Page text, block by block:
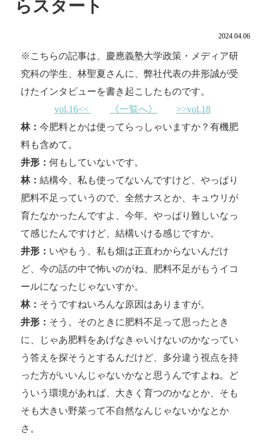
らスタート
2024.04.06
※こちらの記事は、慶應義塾大学政策・メディア研
究科の学生、林聖夏さんに、弊社代表の井形誠が受
けたインタビューを書き起こしたものです。
vol.16<<
《一覧へ》
>>vol.18
林： 今肥料とかは使ってらっしゃいますか？有機肥
料も含めて。
井形： 何もしていないです。
林： 結構今、私も使ってないんですけど、やっぱり
肥料不足っていうので、全然ナスとか、キュウリが
育たなかったんですよ、今年。やっぱり難しいなっ
て感じたんですけど、結構いける感じですか。
井形： いやもう、私も畑は正直わからないんだけ
ど、今の話の中で怖いのがね、肥料不足がもうイコ
ールになったじゃないすか。
林： そうですねいろんな原因はありますが。
井形： そう。そのときに肥料不足って思ったとき
に、じゃあ肥料をあげなきゃいけないのかなってい
う答えを探そうとするんだけど、多分違う視点を持
った方がいいんじゃないかなと思うんですよね。ど
ういう環境があれば、大きく育つのかなとか、そも
そも大きい野菜って不自然なんじゃないかなとか
さ。